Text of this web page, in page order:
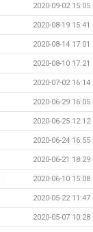
2020-09-02 15:05
2020-08-19 15:41
2020-08-14 17:01
2020-08-10 17:21
2020-07-02 16:14
2020-06-29 16:05
2020-06-25 12:12
2020-06-24 16:55
2020-06-21 18:29
2020-06-10 15:08
2020-05-22 11:47
2020-05-07 10:28